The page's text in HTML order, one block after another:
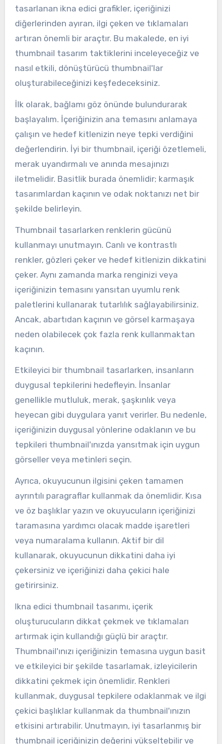
tasarlanan ikna edici grafikler, içeriğinizi
diğerlerinden ayıran, ilgi çeken ve tıklamaları
artıran önemli bir araçtır. Bu makalede, en iyi
thumbnail tasarım taktiklerini inceleyeceğiz ve
nasıl etkili, dönüştürücü thumbnail'lar
oluşturabileceğinizi keşfedeceksiniz.
İlk olarak, bağlamı göz önünde bulundurarak
başlayalım. İçeriğinizin ana temasını anlamaya
çalışın ve hedef kitlenizin neye tepki verdiğini
değerlendirin. İyi bir thumbnail, içeriği özetlemeli,
merak uyandırmalı ve anında mesajınızı
iletmelidir. Basitlik burada önemlidir; karmaşık
tasarımlardan kaçının ve odak noktanızı net bir
şekilde belirleyin.
Thumbnail tasarlarken renklerin gücünü
kullanmayı unutmayın. Canlı ve kontrastlı
renkler, gözleri çeker ve hedef kitlenizin dikkatini
çeker. Aynı zamanda marka renginizi veya
içeriğinizin temasını yansıtan uyumlu renk
paletlerini kullanarak tutarlılık sağlayabilirsiniz.
Ancak, abartıdan kaçının ve görsel karmaşaya
neden olabilecek çok fazla renk kullanmaktan
kaçının.
Etkileyici bir thumbnail tasarlarken, insanların
duygusal tepkilerini hedefleyin. İnsanlar
genellikle mutluluk, merak, şaşkınlık veya
heyecan gibi duygulara yanıt verirler. Bu nedenle,
içeriğinizin duygusal yönlerine odaklanın ve bu
tepkileri thumbnail'ınızda yansıtmak için uygun
görseller veya metinleri seçin.
Ayrıca, okuyucunun ilgisini çeken tamamen
ayrıntılı paragraflar kullanmak da önemlidir. Kısa
ve öz başlıklar yazın ve okuyucuların içeriğinizi
taramasına yardımcı olacak madde işaretleri
veya numaralama kullanın. Aktif bir dil
kullanarak, okuyucunun dikkatini daha iyi
çekersiniz ve içeriğinizi daha çekici hale
getirirsiniz.
Ikna edici thumbnail tasarımı, içerik
oluşturucuların dikkat çekmek ve tıklamaları
artırmak için kullandığı güçlü bir araçtır.
Thumbnail'ınızı içeriğinizin temasına uygun basit
ve etkileyici bir şekilde tasarlamak, izleyicilerin
dikkatini çekmek için önemlidir. Renkleri
kullanmak, duygusal tepkilere odaklanmak ve ilgi
çekici başlıklar kullanmak da thumbnail'ınızın
etkisini artırabilir. Unutmayın, iyi tasarlanmış bir
thumbnail içeriğinizin değerini yükseltebilir ve